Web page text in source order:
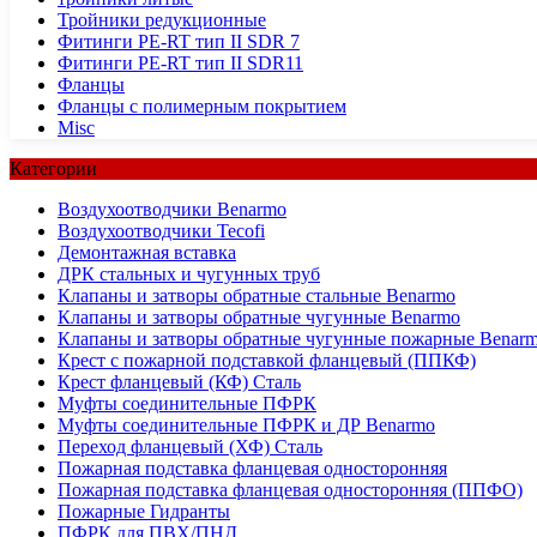
Тройники редукционные
Фитинги PE-RT тип II SDR 7
Фитинги PE-RT тип II SDR11
Фланцы
Фланцы с полимерным покрытием
Misc
Категории
Воздухоотводчики Benarmo
Воздухоотводчики Tecofi
Демонтажная вставка
ДРК стальных и чугунных труб
Клапаны и затворы обратные стальные Benarmo
Клапаны и затворы обратные чугунные Benarmo
Клапаны и затворы обратные чугунные пожарные
Крест с пожарной подставкой фланцевый (ППКФ)
Крест фланцевый (КФ) Сталь
Муфты соединительные ПФРК
Муфты соединительные ПФРК и ДР Benarmo
Переход фланцевый (ХФ) Сталь
Пожарная подставка фланцевая односторонняя
Пожарная подставка фланцевая односторонняя (ППФО)
Пожарные Гидранты
ПФРК для ПВХ/ПНД